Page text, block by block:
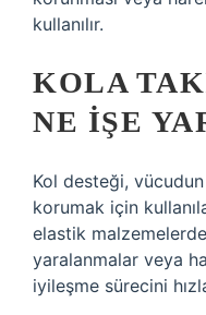
kullanılır.
KOLA
NE IŞE
Kol desteği,
korumak için
elastik
yaralanmalar veya
iyileşme sürecini